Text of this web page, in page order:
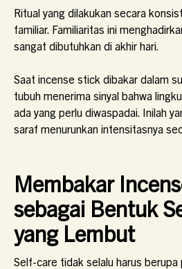
Ritual yang dilakukan secara
familiar. Familiaritas ini
sangat dibutuhkan di akhir hari.
Saat incense stick dibakar dalam
tubuh menerima sinyal bahwa
ada yang perlu diwaspadai. Inilah
saraf menurunkan intensitasnya
Membakar
sebagai Bentuk
yang Lembut
Self-care tidak selalu harus